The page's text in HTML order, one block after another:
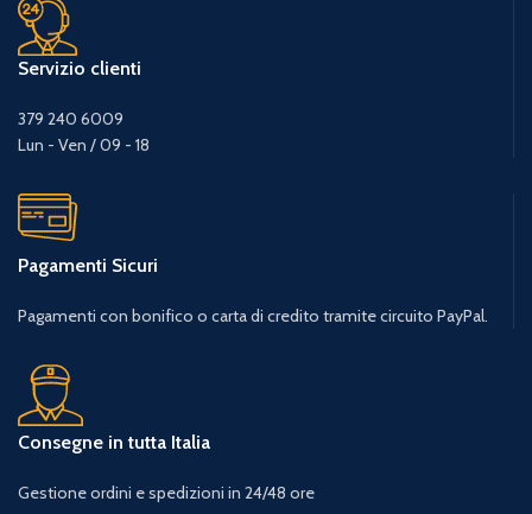
Servizio clienti
379 240 6009
Lun - Ven / 09 - 18
Pagamenti Sicuri
Pagamenti con bonifico o carta di credito tramite circuito PayPal.
Consegne in tutta Italia
Gestione ordini e spedizioni in 24/48 ore